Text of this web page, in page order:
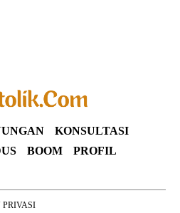
KONSULTASI
BOOM
PROFIL